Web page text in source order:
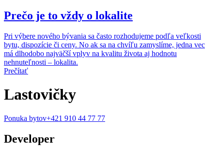
Prečo je to vždy o lokalite
Pri výbere nového bývania sa často rozhodujeme podľa veľkosti
bytu, dispozície či ceny. No ak sa na chvíľu zamyslíme, jedna vec
má dlhodobo najväčší vplyv na kvalitu života aj hodnotu
nehnuteľnosti – lokalita.
Prečítať
Lastovičky
Ponuka bytov+421 910 44 77 77
Developer